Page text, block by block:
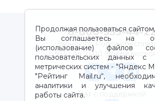
Продолжая пользоваться сайтом,
Вы соглашаетесь на
(использование) файлов
пользовательских данных с
метрических систем - "Яндекс
"Рейтинг Mail.ru“,
аналитики и улучшения
работы сайта.
8-800-333-44-22
Звонок по России
с 9:00 до 21:00 (время
Чат с поддержкой